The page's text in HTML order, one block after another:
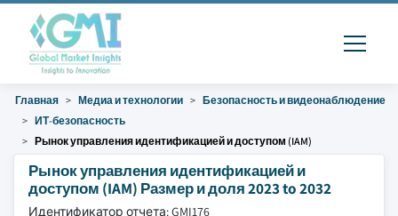
Главная Медиа и технологии
Безопасность и видеонаблюдение
ИТ-безопасность
Рынок управления идентификацией и доступом (IAM)
Рынок управления идентификацией и
доступом (IAM) Размер и доля 2023 to 2032
Идентификатор отчета: GMI176